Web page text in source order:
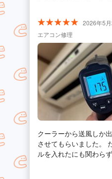
2026年5
エアコン修理
クーラーから送風しか
させてもらいました。
ルを入れたにも関わら
補充をしてもらい、リ